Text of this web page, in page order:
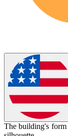
The building's form